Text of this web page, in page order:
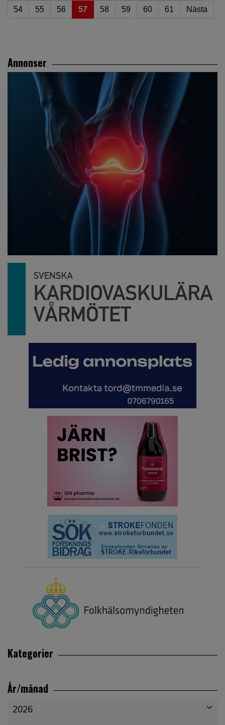
54 55 56 57 58 59 60 61 Nästa
Annonser
Kategorier
År/månad
2026